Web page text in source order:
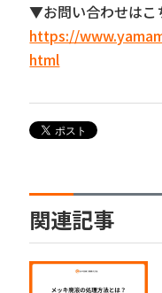
▼お問い合わせはこ
https://
html
関連記事